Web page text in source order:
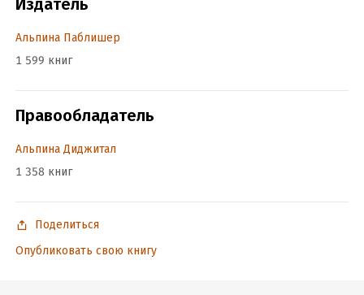
Издатель
Альпина Паблишер
1 599 книг
Правообладатель
Альпина Диджитал
1 358 книг
Поделиться
Опубликовать свою книгу